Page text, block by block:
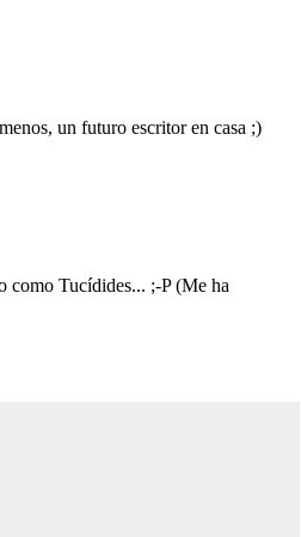
un futuro escritor en casa ;)
como Tucídides... ;-P (Me ha